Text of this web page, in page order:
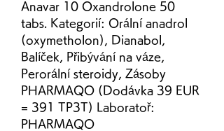
Anavar 10 Oxandrolone 50
tabs. Kategorií: Orální anadrol
(oxymetholon), Dianabol,
Balíček, Přibývání na váze,
Perorální steroidy, Zásoby
PHARMAQO (Dodávka 39 EUR
= 391 TP3T) Laboratoř:
PHARMAQO